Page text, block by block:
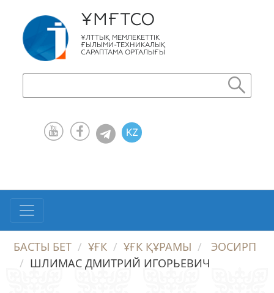
ҰМҒТСО
ҰЛТТЫҚ МЕМЛЕКЕТТІК
ҒЫЛЫМИ-ТЕХНИКАЛЫҚ
САРАПТАМА ОРТАЛЫҒЫ
KZ
БАСТЫ БЕТ ҰҒК ҰҒК ҚҰРАМЫ
ЭОСИРП
ШЛИМАС ДМИТРИЙ ИГОРЬЕВИЧ